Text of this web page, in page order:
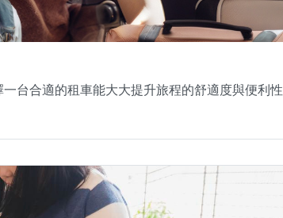
台合適的租車能大大提升旅程的舒適度與便利性